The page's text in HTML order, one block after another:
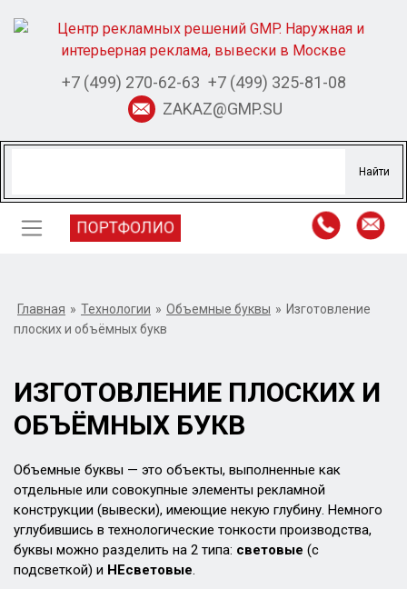
+7 (499) 270-62-63 +7 (499) 325-81-08
ZAKAZ@GMP.SU
ПОРТФОЛИО
Главная » Технологии » Объемные буквы » Изготовление
плоских и объёмных букв
ИЗГОТОВЛЕНИЕ ПЛОСКИХ И
ОБЪЁМНЫХ БУКВ
Объемные буквы — это объекты, выполненные как
отдельные или совокупные элементы рекламной
конструкции (вывески), имеющие некую глубину. Немного
углубившись в технологические тонкости производства,
буквы можно разделить на 2 типа: световые (с
подсветкой) и НЕсветовые.